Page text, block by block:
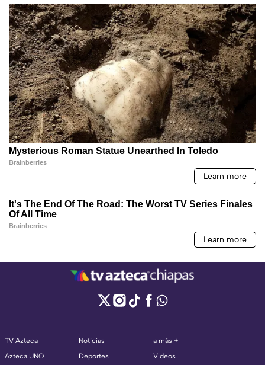
TV Azteca
Azteca UNO
Noticias
Deportes
a más +
Videos